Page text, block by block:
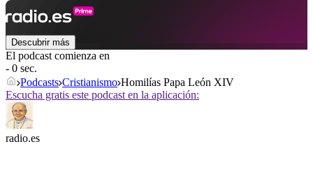
Descubrir más
El podcast comienza en
- 0 sec.
Podcasts Cristianismo Homilías Papa León XIV
Escucha gratis este podcast en la aplicación:
radio.es